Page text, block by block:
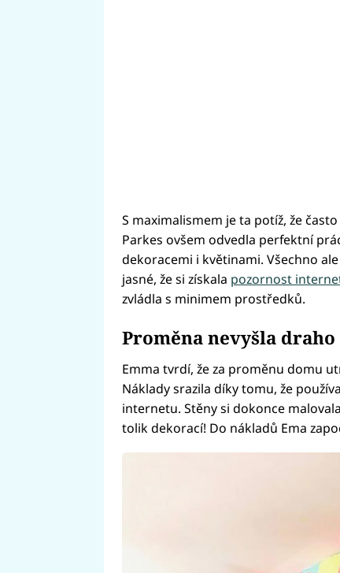
S maximalismem je ta potíž, že
Parkes ovšem odvedla perfektní
dekoracemi i květinami. Všechno
jasné, že si získala pozornost
zvládla s minimem prostředků.
Proměna nevyšla draho
Emma tvrdí, že za proměnu domu
Náklady srazila díky tomu, že
internetu. Stěny si dokonce
tolik dekorací! Do nákladů Ema